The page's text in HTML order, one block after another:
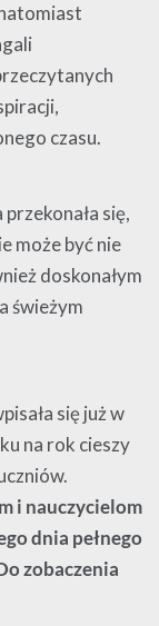
czasu.
się,
może być nie
doskonałym
świeżym
się już w
na rok cieszy
i nauczycielom
dnia pełnego
zobaczenia